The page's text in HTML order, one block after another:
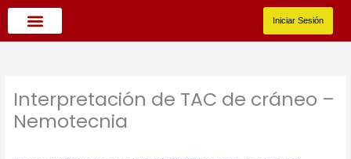
contenido
Iniciar Sesión
Interpretación de TAC de cráneo –
Nemotecnia